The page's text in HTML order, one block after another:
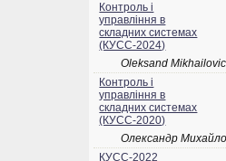
Контроль і
управління в
складних системах
(КУСС-2024)
Oleksand
Контроль і
управління в
складних системах
(КУСС-2020)
Олександр
КУСС-2022